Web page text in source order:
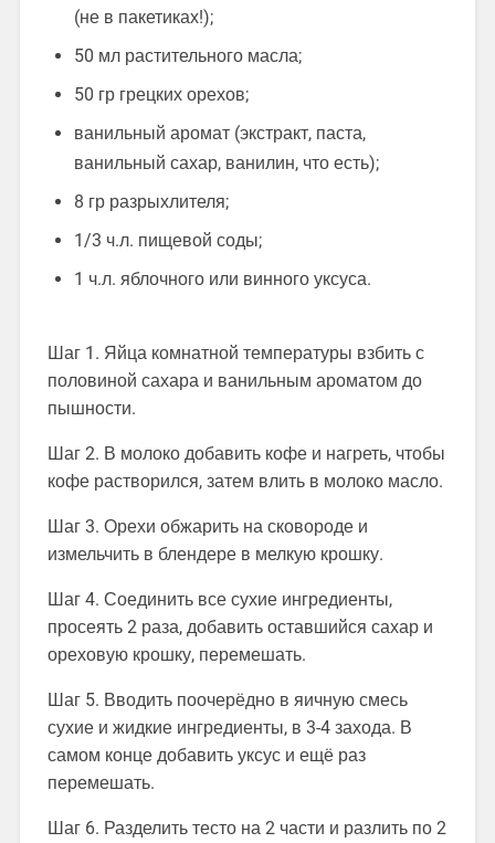
(не в пакетиках!);
50 мл растительного масла;
50 гр грецких орехов;
ванильный аромат (экстракт, паста,
ванильный сахар, ванилин, что есть);
8 гр разрыхлителя;
1/3 ч.л. пищевой соды;
1 ч.л. яблочного или винного уксуса.
Шаг 1. Яйца комнатной температуры взбить с
половиной сахара и ванильным ароматом до
пышности.
Шаг 2. В молоко добавить кофе и нагреть, чтобы
кофе растворился, затем влить в молоко масло.
Шаг 3. Орехи обжарить на сковороде и
измельчить в блендере в мелкую крошку.
Шаг 4. Соединить все сухие ингредиенты,
просеять 2 раза, добавить оставшийся сахар и
ореховую крошку, перемешать.
Шаг 5. Вводить поочерёдно в яичную смесь
сухие и жидкие ингредиенты, в 3-4 захода. В
самом конце добавить уксус и ещё раз
перемешать.
Шаг 6. Разделить тесто на 2 части и разлить по 2